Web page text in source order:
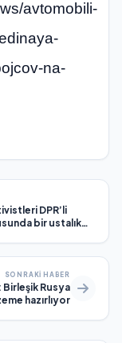
avtomobili-
na-
DPR’li
bir ustalık
SONRAKI HABER
Rusya
hazırlıyor